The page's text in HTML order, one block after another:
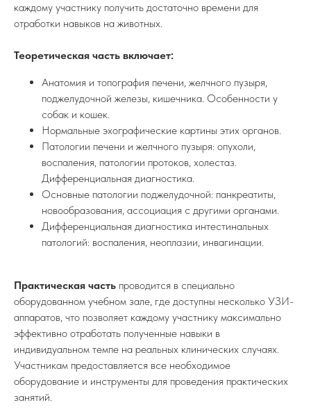
каждому участнику получить достаточно времени для
отработки навыков на животных.
Теоретическая часть включает:
Анатомия и топография печени, желчного пузыря,
поджелудочной железы, кишечника. Особенности у
собак и кошек.
Нормальные эхографические картины этих органов.
Патологии печени и желчного пузыря: опухоли,
воспаления, патологии протоков, холестаз.
Дифференциальная диагностика.
Основные патологии поджелудочной: панкреатиты,
новообразования, ассоциация с другими органами.
Дифференциальная диагностика интестинальных
патологий: воспаления, неоплазии, инвагинации.
Практическая часть проводится в специально
оборудованном учебном зале, где доступны несколько УЗИ-
аппаратов, что позволяет каждому участнику максимально
эффективно отработать полученные навыки в
индивидуальном темпе на реальных клинических случаях.
Участникам предоставляется все необходимое
оборудование и инструменты для проведения практических
занятий.